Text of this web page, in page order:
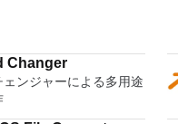
presentations both
The software uses a
drop interface with a
format panel
どの一般的なツールを
集を開始できます。編
、画像を同じ場所に保存
存することを選択でき
録をデジタル録音また
Vorbis、
はAIFFサウンドファイ
サウンドをカット、
ス、またはミックスし
Changer
ンジャーによる多用途